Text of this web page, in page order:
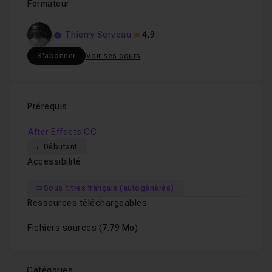
Formateur
Thierry Serveau 4,9
S'abonner Voir ses cours
Prérequis
After Effects CC
Débutant
Accessibilité
Sous-titres français (autogénérés)
Ressources téléchargeables
Fichiers sources (7.79 Mo)